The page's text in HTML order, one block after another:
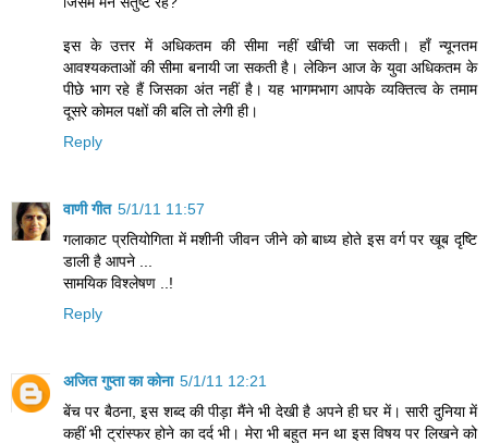
इस के उत्तर में अधिकतम की सीमा नहीं खींची जा सकती। हाँ न्यूनतम
आवश्यकताओं की सीमा बनायी जा सकती है। लेकिन आज के युवा अधिकतम के
पीछे भाग रहे हैं जिसका अंत नहीं है। यह भागमभाग आपके व्यक्तित्व के तमाम
दूसरे कोमल पक्षों की बलि तो लेगी ही।
Reply
वाणी गीत 5/1/11 11:57
गलाकाट प्रतियोगिता में मशीनी जीवन जीने को बाध्य होते इस वर्ग पर खूब दृष्टि
डाली है आपने ...
सामयिक विश्लेषण ..!
Reply
अजित गुप्ता का कोना 5/1/11 12:21
बेंच पर बैठना, इस शब्‍द की पीड़ा मैंने भी देखी है अपने ही घर में। सारी दुनिया में
कहीं भी ट्रांस्‍फर होने का दर्द भी। मेरा भी बहुत मन था इस विषय पर लिखने को